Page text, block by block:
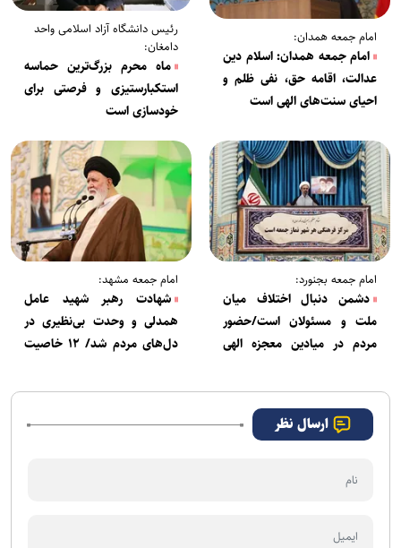
امام جمعه همدان:
امام جمعه همدان: اسلام دین
عدالت، اقامه حق، نفی ظلم و
احیای سنت‌های الهی است
رئیس دانشگاه آزاد اسلامی واحد
دامغان:
ماه محرم بزرگ‌ترین حماسه
استکبارستیزی و فرصتی برای
خودسازی است
امام جمعه بجنورد:
دشمن دنبال اختلاف میان
ملت و مسئولان است/حضور
مردم در میادین معجزه الهی
امام جمعه مشهد:
شهادت رهبر شهید عامل
همدلی و وحدت بی‌نظیری در
دل‌های مردم شد/ ۱۲ خاصیت
اسلامی
ارسال نظر